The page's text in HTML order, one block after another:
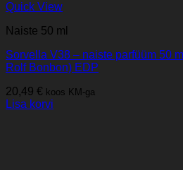
Quick View
Naiste 50 ml
Sorvella V38 – naiste parfüüm 50
Rolf Bonbon) EDP
20,49 € koos KM-ga
Lisa korvi